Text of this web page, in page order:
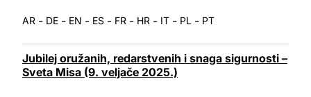
AR - DE - EN - ES - FR - HR - IT - PL - PT
Jubilej oružanih, redarstvenih i snaga sigurnosti –
Sveta Misa (9. veljače 2025.)